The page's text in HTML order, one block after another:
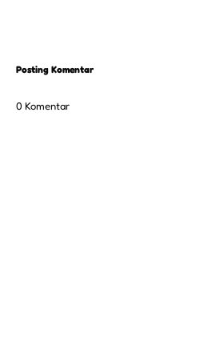
Posting Komentar
0 Komentar